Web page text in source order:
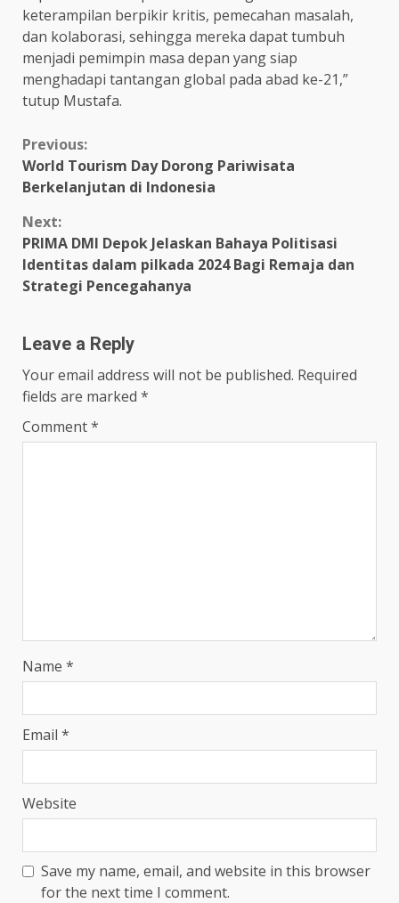
keterampilan berpikir kritis, pemecahan masalah,
dan kolaborasi, sehingga mereka dapat tumbuh
menjadi pemimpin masa depan yang siap
menghadapi tantangan global pada abad ke-21,”
tutup Mustafa.
Continue
Reading
Previous:
World Tourism Day Dorong Pariwisata
Berkelanjutan di Indonesia
Next:
PRIMA DMI Depok Jelaskan Bahaya Politisasi
Identitas dalam pilkada 2024 Bagi Remaja dan
Strategi Pencegahanya
Leave a Reply
Your email address will not be published. Required
fields are marked *
Comment*
Name *
Email *
Website
Save my name, email, and website in this browser
for the next time I comment.